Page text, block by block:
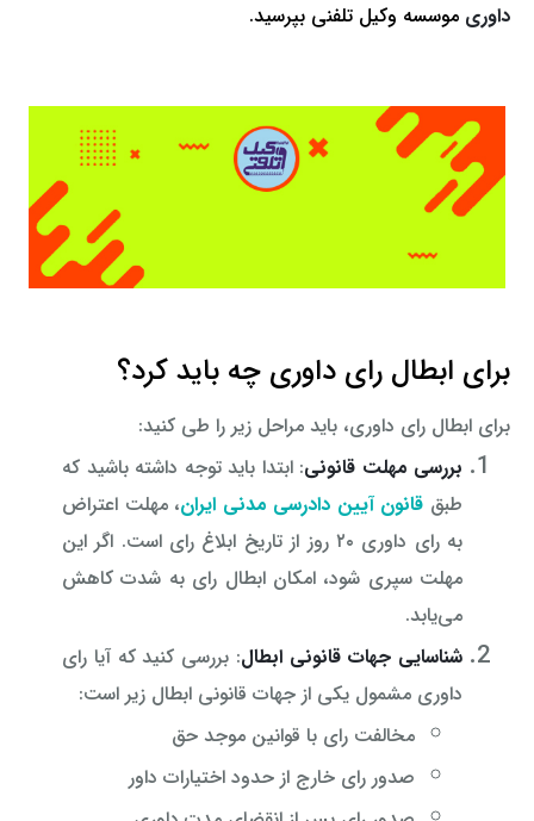
داوری موسسه وکیل تلفنی بپرسید.
برای ابطال رای داوری چه باید کرد؟
برای ابطال رای داوری، باید مراحل زیر را طی کنید:
بررسی مهلت قانونی: ابتدا باید توجه داشته باشید که
طبق قانون آیین دادرسی مدنی ایران، مهلت اعتراض
به رای داوری ۲۰ روز از تاریخ ابلاغ رای است. اگر این
مهلت سپری شود، امکان ابطال رای به شدت کاهش
می‌یابد.
شناسایی جهات قانونی ابطال: بررسی کنید که آیا رای
داوری مشمول یکی از جهات قانونی ابطال زیر است:
مخالفت رای با قوانین موجد حق
صدور رای خارج از حدود اختیارات داور